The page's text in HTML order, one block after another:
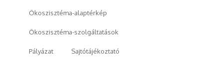
Ökoszisztéma-alaptérkép
Ökoszisztéma-szolgáltatások
Pályázat Sajtótájékoztató